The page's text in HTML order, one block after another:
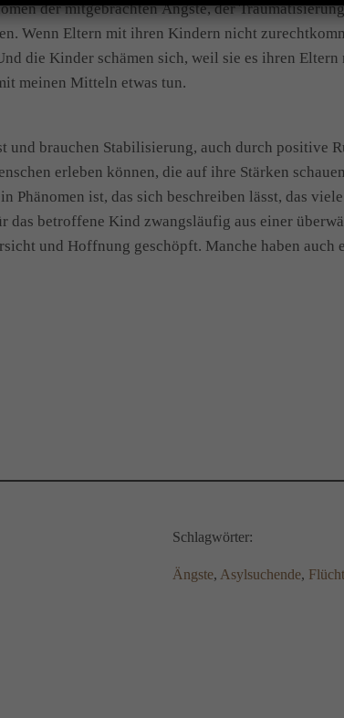
der mitgebrachten Ängste, der
Wenn Eltern mit ihren Kindern nicht
die Kinder schämen sich, weil sie es ihren
meinen Mitteln etwas tun.
und brauchen Stabilisierung, auch durch positive
erleben können, die auf ihre Stärken
Phänomen ist, das sich beschreiben lässt, das
das betroffene Kind zwangsläufig aus einer
und Hoffnung geschöpft. Manche haben auch
Schlagwörter:
Ängste, Asylsuchende,